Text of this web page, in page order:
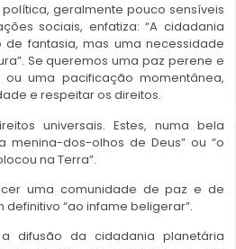
geralmente pouco sensíveis
sociais, enfatiza: “A cidadania
fantasia, mas uma necessidade
Se queremos uma paz perene e
uma pacificação momentânea,
e respeitar os direitos.
universais. Estes, numa bela
menina-dos-olhos de Deus” ou “o
na Terra”.
uma comunidade de paz e de
“ao infame beligerar”.
difusão da cidadania planetária